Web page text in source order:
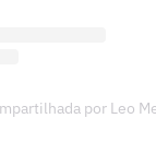
por Leo